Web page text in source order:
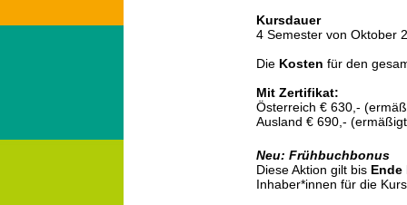
Kursdauer
4 Semester von Oktober
Die Kosten für den
Mit Zertifikat:
Österreich € 630,-
Ausland € 690,-
Neu: Frühbuchbonus
Diese Aktion gilt bis Ende
Inhaber*innen für die